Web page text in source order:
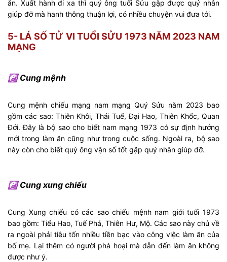
ăn. Xuất hành đi xa thì quý ông tuổi Sửu gặp được quý nhân
giúp đỡ mà hanh thông thuận lợi, có nhiều chuyện vui đưa tới.
5- LÁ SỐ TỬ VI TUỔI SỬU 1973 NĂM 2023 NAM
MẠNG
☯ Cung mệnh
Cung mệnh chiếu mạng nam mạng Quý Sửu năm 2023 bao
gồm các sao: Thiên Khôi, Thái Tuế, Đại Hao, Thiên Khốc, Quan
Đới. Đây là bộ sao cho biết nam mạng 1973 có sự định hướng
mới trong làm ăn cũng như trong cuộc sống. Ngoài ra, bộ sao
này còn cho biết quý ông vận số tốt gặp quý nhân giúp đỡ.
☯ Cung xung chiếu
Cung Xung chiếu có các sao chiếu mệnh nam giới tuổi 1973
bao gồm: Tiểu Hao, Tuế Phá, Thiên Hư, Mộ. Các sao này chủ về
ra ngoài phải tiêu tốn nhiều tiền bạc vào công việc làm ăn của
bố mẹ. Lại thêm có người phá hoại mà dẫn đến làm ăn không
được như ý.